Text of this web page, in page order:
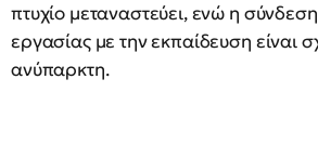
πτυχίο μεταναστεύει, ενώ η
εργασίας με την εκπαίδευση είναι
ανύπαρκτη.